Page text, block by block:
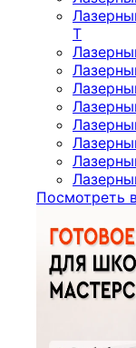
T
Посмотреть